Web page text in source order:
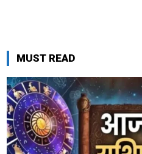
MUST READ